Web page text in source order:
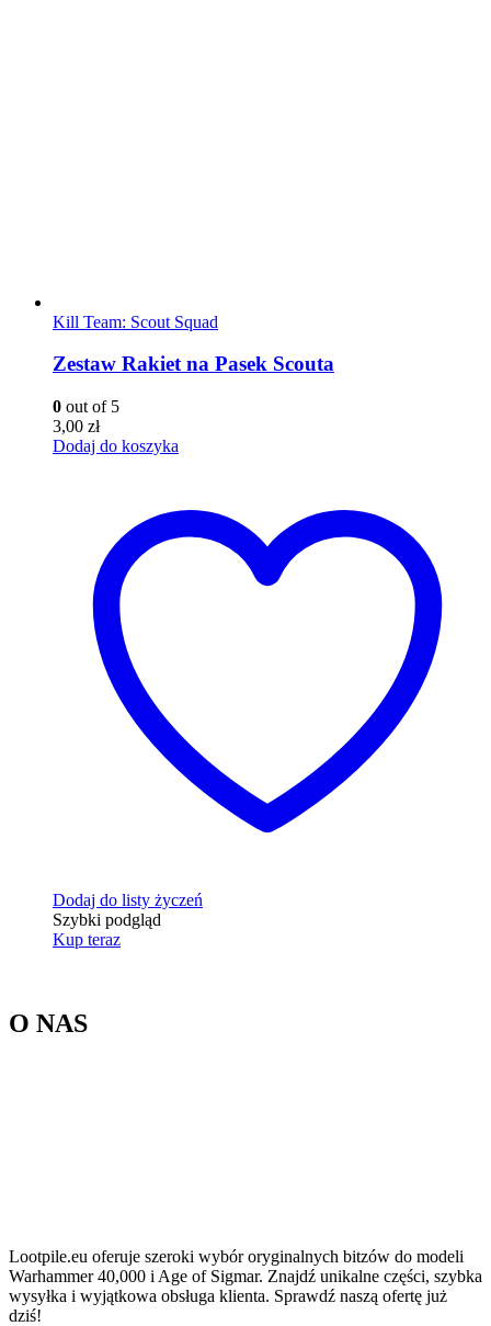
Kill Team: Scout Squad
Zestaw Rakiet na Pasek Scouta
0 out of 5
3,00 zł
Dodaj do koszyka
Dodaj do listy życzeń
Szybki podgląd
Kup teraz
O NAS
Lootpile.eu oferuje szeroki wybór oryginalnych bitzów do modeli
Warhammer 40,000 i Age of Sigmar. Znajdź unikalne części, szybka
wysyłka i wyjątkowa obsługa klienta. Sprawdź naszą ofertę już
dziś!